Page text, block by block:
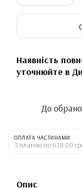
Наявність
уточнюйте в
До
ОПЛАТА ЧАСТИНАМИ
3 платежі по 638.00
Опис